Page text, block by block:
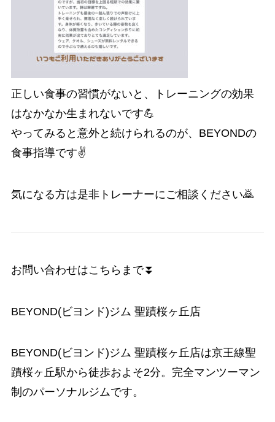
正しい食事の習慣がないと、トレーニングの効果
はなかなか生まれないです💪
やってみると意外と続けられるのが、BEYONDの
食事指導です✌️
気になる方は是非トレーナーにご相談ください🙇
お問い合わせはこちらまで⏬
BEYOND(ビヨンド)ジム 聖蹟桜ヶ丘店
BEYOND(ビヨンド)ジム 聖蹟桜ヶ丘店は京王線聖
蹟桜ヶ丘駅から徒歩およそ2分。完全マンツーマン
制のパーソナルジムです。